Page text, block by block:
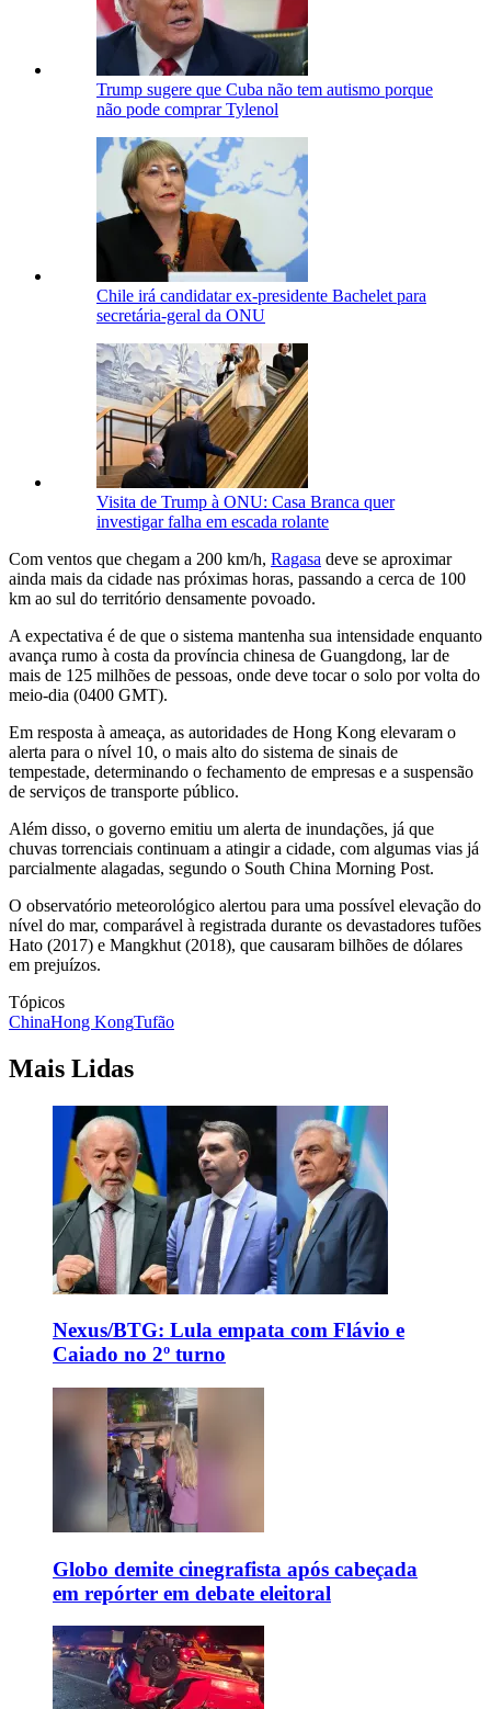
Trump sugere que Cuba não tem autismo porque
não pode comprar Tylenol
Chile irá candidatar ex-presidente Bachelet para
secretária-geral da ONU
Visita de Trump à ONU: Casa Branca quer
investigar falha em escada rolante
Com ventos que chegam a 200 km/h, Ragasa deve se aproximar
ainda mais da cidade nas próximas horas, passando a cerca de 100
km ao sul do território densamente povoado.
A expectativa é de que o sistema mantenha sua intensidade enquanto
avança rumo à costa da província chinesa de Guangdong, lar de
mais de 125 milhões de pessoas, onde deve tocar o solo por volta do
meio-dia (0400 GMT).
Em resposta à ameaça, as autoridades de Hong Kong elevaram o
alerta para o nível 10, o mais alto do sistema de sinais de
tempestade, determinando o fechamento de empresas e a suspensão
de serviços de transporte público.
Além disso, o governo emitiu um alerta de inundações, já que
chuvas torrenciais continuam a atingir a cidade, com algumas vias já
parcialmente alagadas, segundo o South China Morning Post.
O observatório meteorológico alertou para uma possível elevação do
nível do mar, comparável à registrada durante os devastadores tufões
Hato (2017) e Mangkhut (2018), que causaram bilhões de dólares
em prejuízos.
Tópicos
ChinaHong KongTufão
Mais Lidas
Nexus/BTG: Lula empata com Flávio e
Caiado no 2º turno
Globo demite cinegrafista após cabeçada
em repórter em debate eleitoral